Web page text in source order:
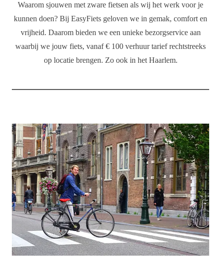
Waarom sjouwen met zware fietsen als wij het werk voor je
kunnen doen? Bij EasyFiets geloven we in gemak, comfort en
vrijheid. Daarom bieden we een unieke bezorgservice aan
waarbij we jouw fiets, vanaf € 100 verhuur tarief rechtstreeks
op locatie brengen. Zo ook in het Haarlem.